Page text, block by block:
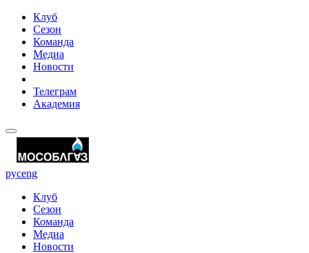
Клуб
Сезон
Команда
Медиа
Новости
Телеграм
Академия
русeng
Клуб
Сезон
Команда
Медиа
Новости